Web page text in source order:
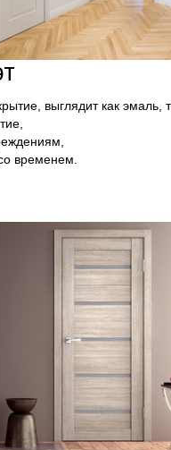
выглядит как эмаль,
временем.